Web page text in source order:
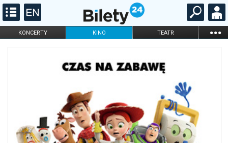
KONCERTY KINO TEATR ...
FILHARMONIA OPERA I BALET
ONLINE KARNETY